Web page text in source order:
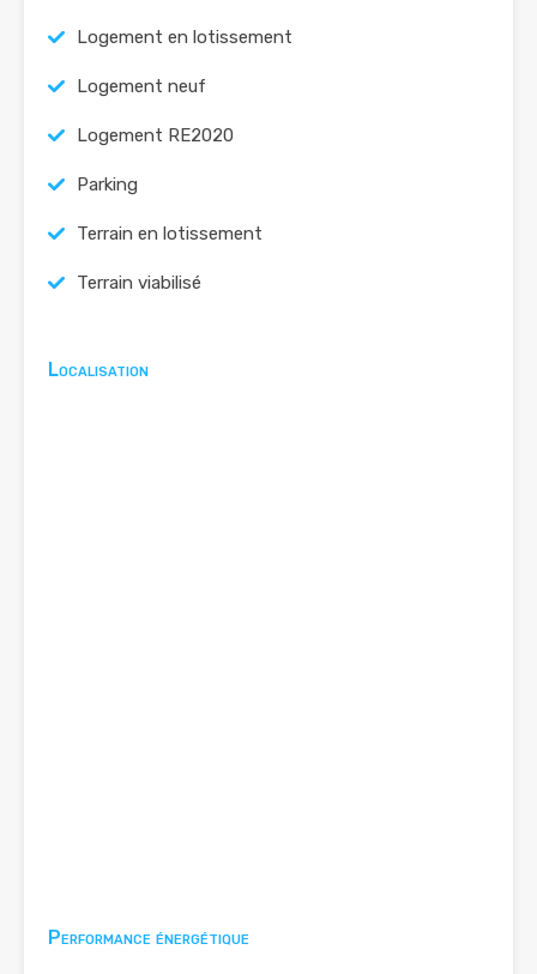
Logement en lotissement
Logement neuf
Logement RE2020
Parking
Terrain en lotissement
Terrain viabilisé
Localisation
Performance énergétique